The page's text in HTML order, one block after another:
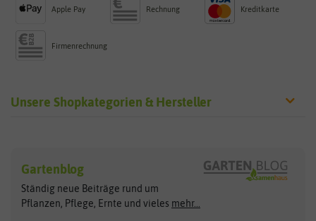
Apple Pay Rechnung Kreditkarte
Firmenrechnung
Unsere Shopkategorien & Hersteller
Exotische Samen
Gemüsesamen
Gründünger
Arche Noah
ASB Greenworld
Clever Pots
COMPO
Gartenblog
Ständig neue Beiträge rund um
Pflanzen, Pflege, Ernte und vieles mehr...